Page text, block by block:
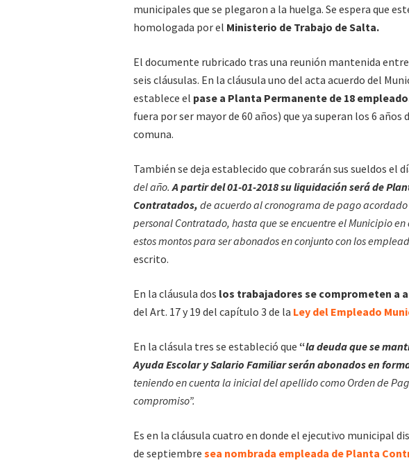
municipales que se plegaron a la huelga. Se espera que
homologada por el Ministerio de Trabajo de Salta.
El documente rubricado tras una reunión mantenida
seis cláusulas. En la cláusula uno del acta acuerdo del
establece el pase a Planta Permanente de 18
fuera por ser mayor de 60 años) que ya superan los 6 años
comuna.
También se deja establecido que cobrarán sus sueldos el
del año.A partir del 01-01-2018 su liquidación será de
Contratados, de acuerdo al cronograma de pago
personal Contratado, hasta que se encuentre el Municipio
estos montos para ser abonados en conjunto con los
escrito.
En la cláusula dos los trabajadores se comprometen a
del Art. 17 y 19 del capítulo 3 de la Ley del Empleado
En la clásula tres se estableció que “la deuda que se
Ayuda Escolar y Salario Familiar serán abonados en
teniendo en cuenta la inicial del apellido como Orden de
compromiso”.
Es en la cláusula cuatro en donde el ejecutivo municipal
de septiembre sea nombrada empleada de Planta